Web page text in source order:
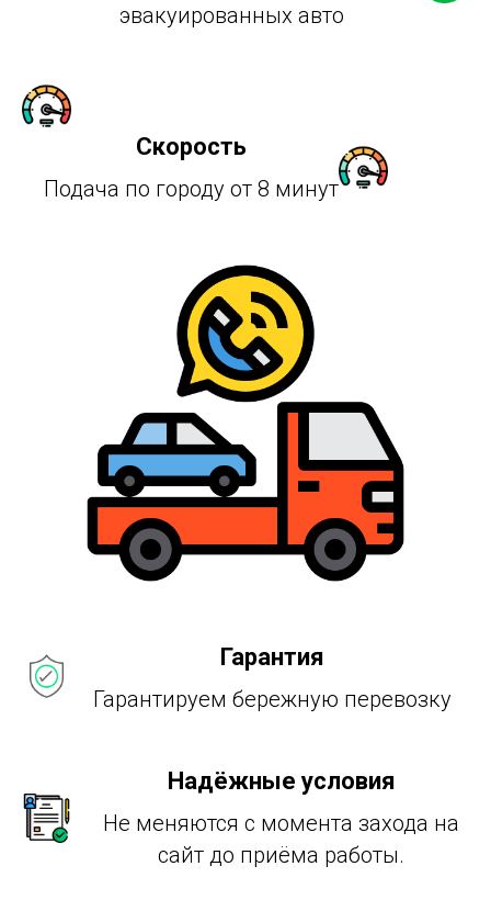
эвакуированных авто
Скорость
Подача по городу от 8 минут
Гарантия
Гарантируем бережную перевозку
Надёжные условия
Не меняются с момента захода на
сайт до приёма работы.